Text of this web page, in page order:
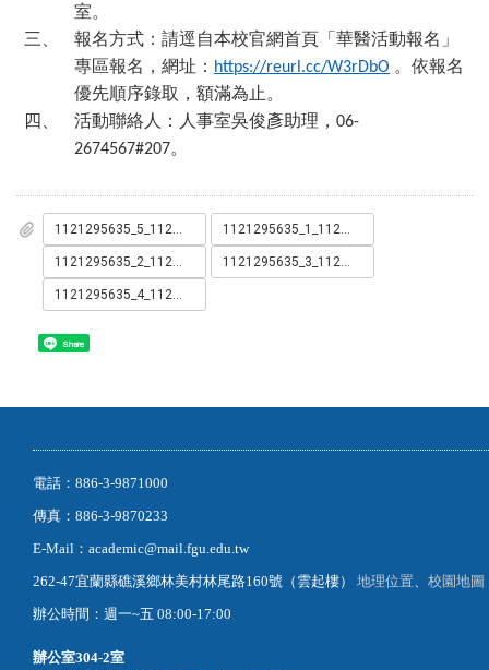
室。
三、
報名方式：請逕自本校官網首頁「華醫活動報名」
專區報名，網址： https://reurl.cc/W3rDbO 。依報名
優先順序錄取，額滿為止。
四、
活動聯絡人：人事室吳俊彥助理， 06-
2674567#207。
1121295635_5_112活動計畫書_總_101209.pdf 1121295635_1_112華醫活動海報_總_101209.pdf
1121295635_2_112華醫活動海報_1_101209.pdf 1121295635_3_112華醫活動海報_2_101209.pdf
1121295635_4_112華醫活動海報_3_101209.pdf
Share
電話：886-3-9871000
傳真：886-3-9870233
E-Mail：academic@mail.fgu.edu.tw
262-47宜蘭縣礁溪鄉林美村林尾路160號（雲起樓） 地理位置、 校園地圖
辦公時間：週一~五 08:00-17:00
辦公室304-2室